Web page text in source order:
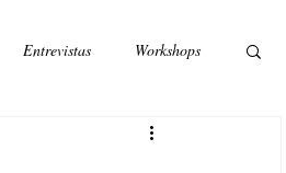
Entrevistas Workshops